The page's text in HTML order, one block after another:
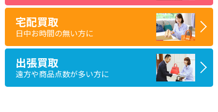
宅配買取
日中お時間の無い方に
出張買取
遠方や商品点数が多い方に